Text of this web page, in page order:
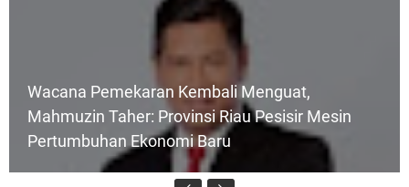
Wacana Pemekaran Kembali Menguat,
Mahmuzin Taher: Provinsi Riau Pesisir Mesin
Pertumbuhan Ekonomi Baru